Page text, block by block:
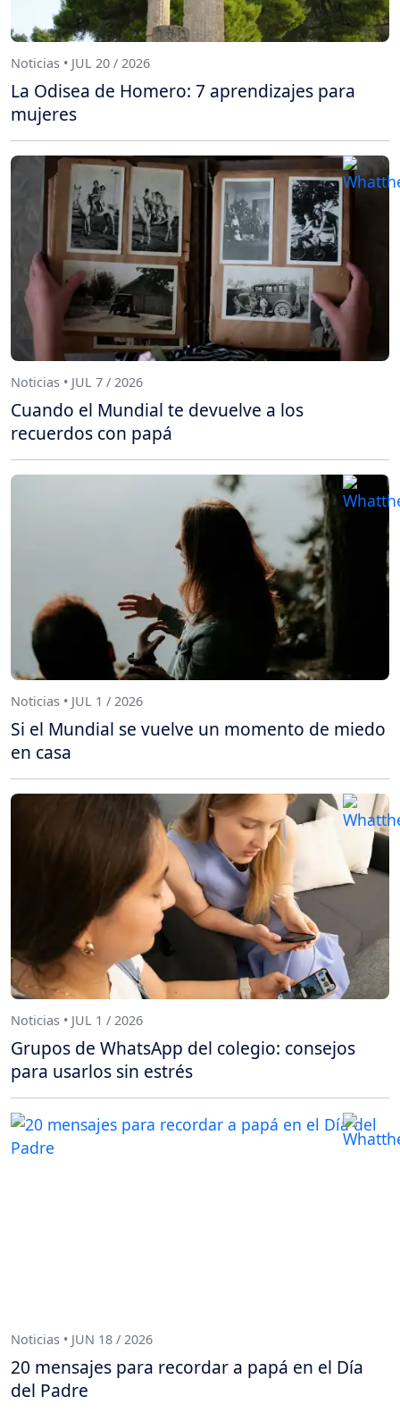
Noticias • JUL 20 / 2026
La Odisea de Homero: 7 aprendizajes para
mujeres
Noticias • JUL 7 / 2026
Cuando el Mundial te devuelve a los
recuerdos con papá
Noticias • JUL 1 / 2026
Si el Mundial se vuelve un momento de miedo
en casa
Noticias • JUL 1 / 2026
Grupos de WhatsApp del colegio: consejos
para usarlos sin estrés
Noticias • JUN 18 / 2026
20 mensajes para recordar a papá en el Día
del Padre